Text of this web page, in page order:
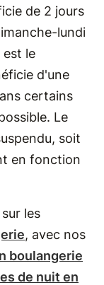
de 2 jours
lundi
est le
d'une
certains
Le
soit
en fonction
les
, avec nos
boulangerie
de nuit en